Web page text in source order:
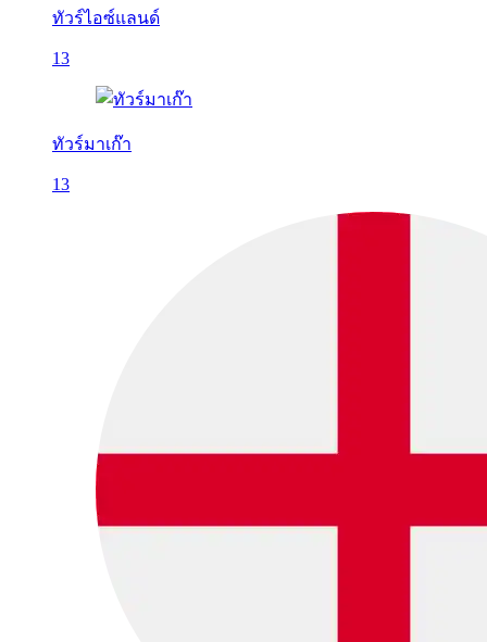
ทัวร์ไอซ์แลนด์
13
ทัวร์มาเก๊า
13